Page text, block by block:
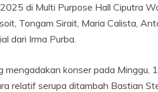
di Multi Purpose Hall Ciputra
Tongam Sirait, Maria Calista,
dari Irma Purba.
konser pada Minggu,
relatif serupa ditambah Bastian